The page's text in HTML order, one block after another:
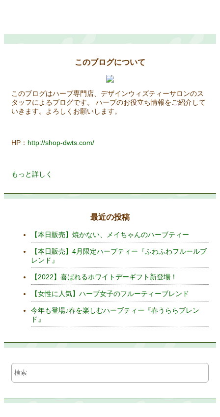
このブログについて
このブログはハーブ専門店、デザインウィズティーサロンのス
タッフによるブログです。 ハーブのお役立ち情報をご紹介して
いきます。よろしくお願いします。
HP： http://shop-dwts.com/
もっと詳しく
最近の投稿
【本日販売】焼かない、メイちゃんのハーブティー
【本日販売】4月限定ハーブティー『ふわふわフルールブ
レンド』
【2022】喜ばれるホワイトデーギフト新登場！
【女性に人気】ハーブ女子のフルーティーブレンド
今年も登場♪春を楽しむハーブティー『春うららブレン
ド』